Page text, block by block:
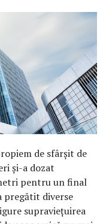
de sfârșit de
și-a dozat
pentru un final
pregătit diverse
supraviețuirea